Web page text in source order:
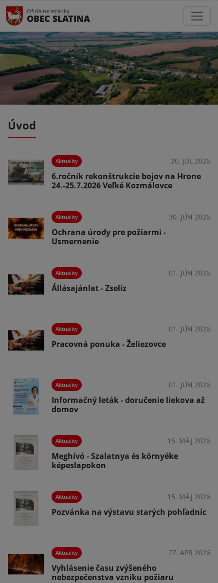
Oficiálne stránky
OBEC SLATINA
Úvod
Aktuality 20. JÚL 2026
6.ročník rekonštrukcie bojov na Hrone
24.-25.7.2026 Veľké Kozmálovce
Aktuality 30. JÚN 2026
Ochrana úrody pre požiarmi -
Usmernenie
Aktuality 01. JÚN 2026
Állásajánlat - Zselíz
Aktuality 01. JÚN 2026
Pracovná ponuka - Želiezovce
Aktuality 01. JÚN 2026
Informačný leták - doručenie liekova až
domov
Aktuality 15. MÁJ 2026
Meghívó - Szalatnya és környéke
képeslapokon
Aktuality 15. MÁJ 2026
Pozvánka na výstavu starých pohľadníc
Aktuality 27. APR 2026
Vyhlásenie času zvýšeného
nebezpečenstva vzniku požiaru